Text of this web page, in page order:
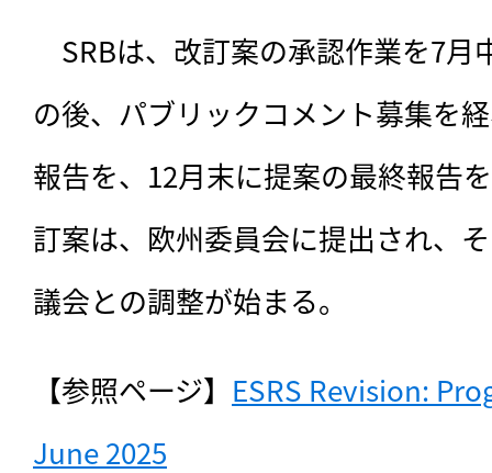
SRBは、改訂案の承認作業を7月
の後、パブリックコメント募集を
報告を、12月末に提案の最終報告
訂案は、欧州委員会に提出され、
議会との調整が始まる。
【参照ページ】 ESRS Revision:
June 2025